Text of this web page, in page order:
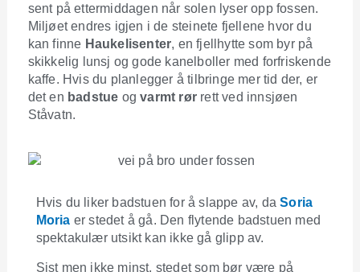
sent på ettermiddagen når solen lyser opp fossen.
Miljøet endres igjen i de steinete fjellene hvor du
kan finne Haukelisenter, en fjellhytte som byr på
skikkelig lunsj og gode kanelboller med forfriskende
kaffe. Hvis du planlegger å tilbringe mer tid der, er
det en badstue ogvarmt rør rett ved innsjøen
Ståvatn.
Hvis du liker badstuen for å slappe av, daSoria
Moria er stedet å gå. Den flytende badstuen med
spektakulær utsikt kan ikke gå glipp av.
Sist men ikke minst, stedet som bør være på